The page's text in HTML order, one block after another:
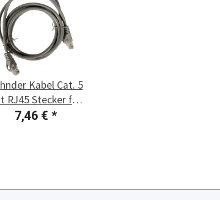
Kabel Cat. 5
RJ45 Stecker für
7,46 € *